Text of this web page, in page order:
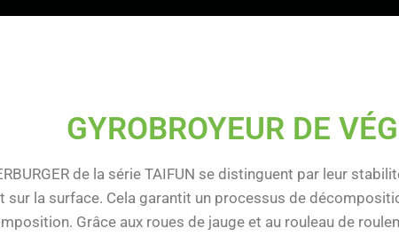
GYROBROYEUR DE
de la série TAIFUN se distinguent par leur
sur la surface. Cela garantit un processus de
Grâce aux roues de jauge et au rouleau de